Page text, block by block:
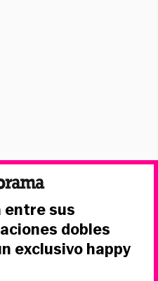
entre sus
dobles
exclusivo happy